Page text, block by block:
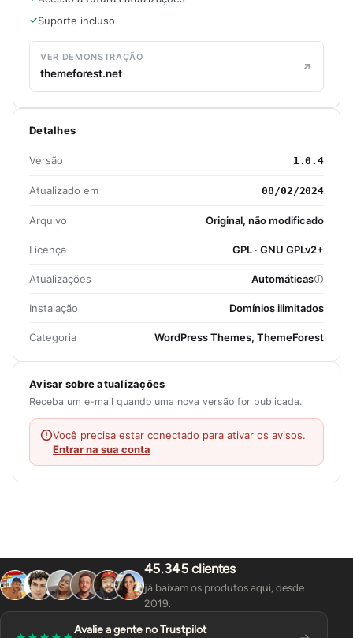
Suporte incluso
VER DEMONSTRAÇÃO
themeforest.net
Detalhes
Versão 1.0.4
Atualizado em 08/02/2024
Arquivo Original, não modificado
Licença GPL · GNU GPLv2+
Atualizações Automáticas
Instalação Domínios ilimitados
Categoria WordPress Themes, ThemeForest
Avisar sobre atualizações
Receba um e-mail quando uma nova versão for publicada.
Você precisa estar conectado para ativar os avisos.
Entrar na sua conta
45.345 clientes
já baixam os produtos aqui, desde
2019.
Avalie a gente no Trustpilot